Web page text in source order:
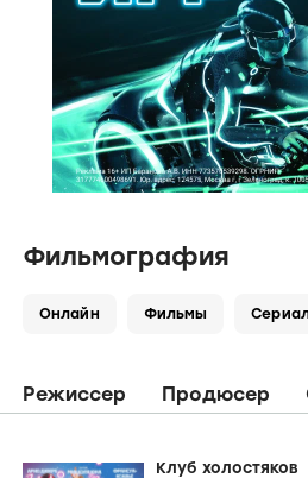
Фильмография
Онлайн Фильмы
Режиссер Продюсер
Клуб холостяков